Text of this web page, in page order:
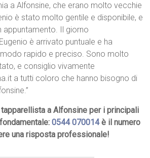
a Alfonsine, che erano molto vecchie
è stato molto gentile e disponibile, e
appuntamento. Il giorno
è arrivato puntuale e ha
rapido e preciso. Sono molto
e consiglio vivamente
a tutti coloro che hanno bisogno di
tapparellista a Alfonsine per i principali
0544 070014è il numero
una risposta professionale!